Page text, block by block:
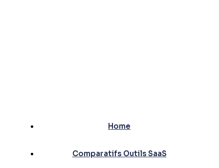
Home
Comparatifs Outils SaaS